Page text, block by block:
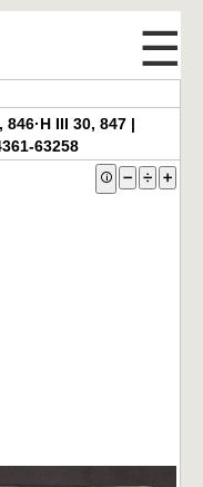
☰
III 30, 847 |
63258